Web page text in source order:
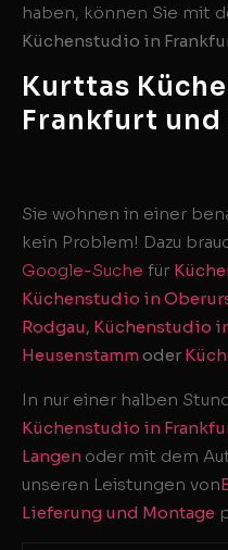
haben, können Sie mit
Küchenstudio in
Kurttas
Frankfurt und
Sie wohnen in einer
kein Problem! Dazu
Google-Suche für
Küchenstudio in
Rodgau, Küchenstudio
Heusenstammoder
In nur einer halben
Küchenstudio in
Langen oder mit dem
unseren Leistungen von
Lieferung und Montage